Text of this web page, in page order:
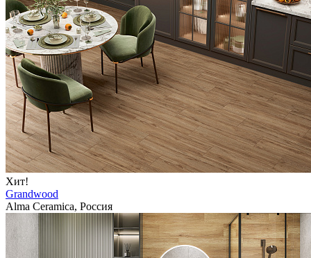
Хит!
Grandwood
Alma Ceramica, Россия